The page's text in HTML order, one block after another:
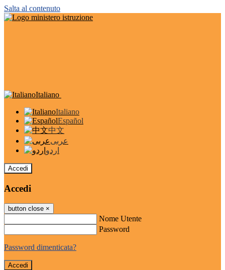
Salta al contenuto
Italiano
Italiano
Español
中文
عربى
اردو
Accedi
Accedi
button close ×
Nome Utente
Password
Password dimenticata?